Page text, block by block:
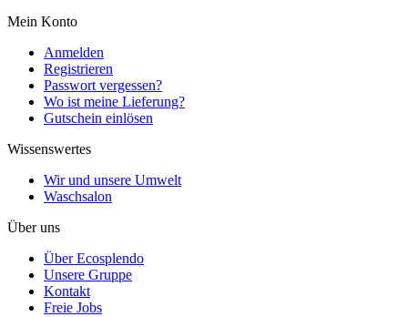
Mein Konto
Anmelden
Registrieren
Passwort vergessen?
Wo ist meine Lieferung?
Gutschein einlösen
Wissenswertes
Wir und unsere Umwelt
Waschsalon
Über uns
Über Ecosplendo
Unsere Gruppe
Kontakt
Freie Jobs